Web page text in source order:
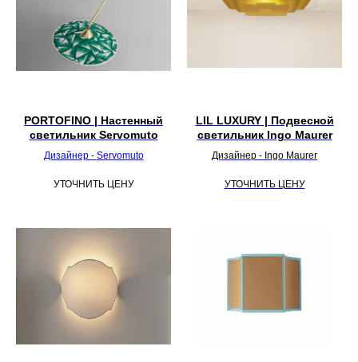
PORTOFINO | Настенный
светильник Servomuto
Дизайнер - Servomuto
УТОЧНИТЬ ЦЕНУ
LIL LUXURY | Подвесной
светильник Ingo Maurer
Дизайнер - Ingo Maurer
УТОЧНИТЬ ЦЕНУ